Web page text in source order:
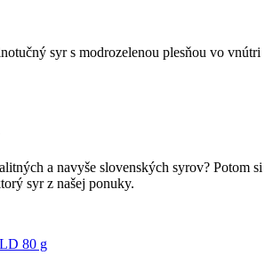
syr s modrozelenou plesňou vo vnútri
a navyše slovenských syrov? Potom si
syr z našej ponuky.
80 g